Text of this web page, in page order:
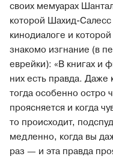
своих мемуарах
которой Шахид-
кинодиалоге и
знакомо изгнание (в
еврейки): «В книгах и
них есть правда. Даже
тогда особенно остро
проясняется и когда
то происходит,
медленно, когда вы
раз — и эта правда